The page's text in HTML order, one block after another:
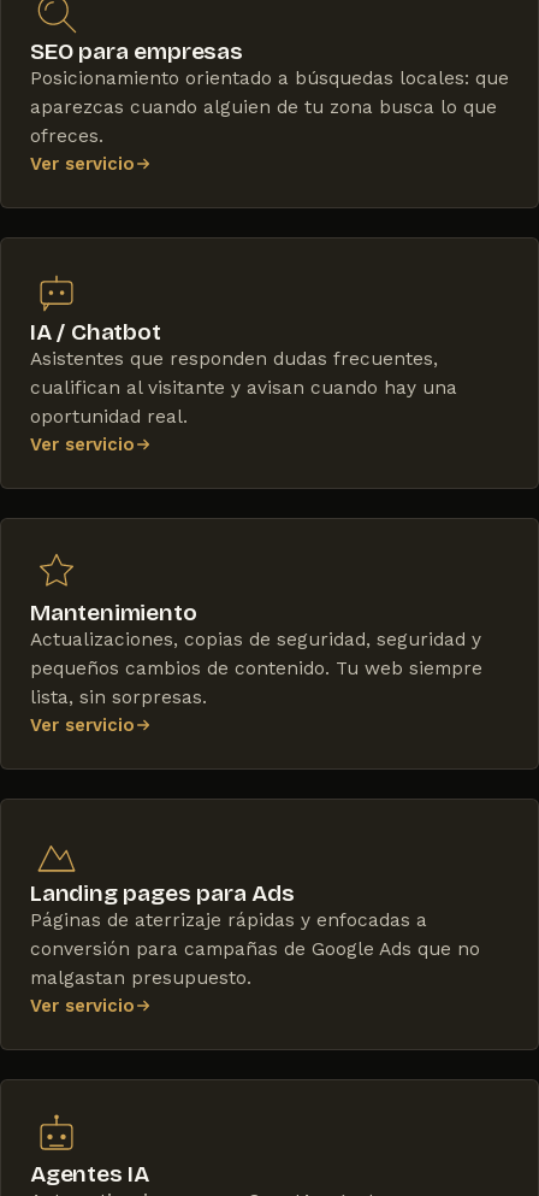
SEO para empresas
Posicionamiento orientado a búsquedas locales: que
aparezcas cuando alguien de tu zona busca lo que
ofreces.
Ver servicio
IA / Chatbot
Asistentes que responden dudas frecuentes,
cualifican al visitante y avisan cuando hay una
oportunidad real.
Ver servicio
Mantenimiento
Actualizaciones, copias de seguridad, seguridad y
pequeños cambios de contenido. Tu web siempre
lista, sin sorpresas.
Ver servicio
Landing pages para Ads
Páginas de aterrizaje rápidas y enfocadas a
conversión para campañas de Google Ads que no
malgastan presupuesto.
Ver servicio
Agentes IA